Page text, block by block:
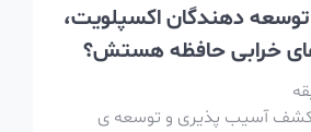
دهندگان اکسپلویت،
خرابی حافظه هستش؟
آسیب پذیری و توسعه ی